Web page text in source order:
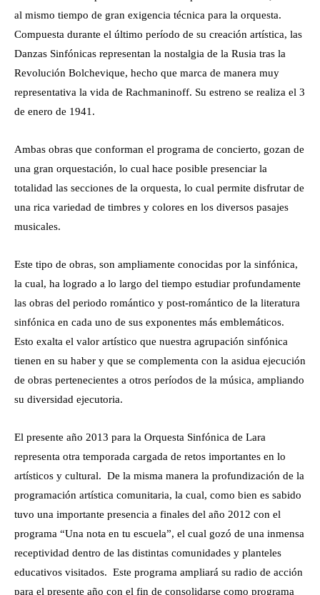
al mismo tiempo de gran exigencia técnica para la orquesta.
Compuesta durante el último período de su creación artística, las
Danzas Sinfónicas representan la nostalgia de la Rusia tras la
Revolución Bolchevique, hecho que marca de manera muy
representativa la vida de Rachmaninoff. Su estreno se realiza el 3
de enero de 1941.
Ambas obras que conforman el programa de concierto, gozan de
una gran orquestación, lo cual hace posible presenciar la
totalidad las secciones de la orquesta, lo cual permite disfrutar de
una rica variedad de timbres y colores en los diversos pasajes
musicales.
Este tipo de obras, son ampliamente conocidas por la sinfónica,
la cual, ha logrado a lo largo del tiempo estudiar profundamente
las obras del periodo romántico y post-romántico de la literatura
sinfónica en cada uno de sus exponentes más emblemáticos.
Esto exalta el valor artístico que nuestra agrupación sinfónica
tienen en su haber y que se complementa con la asidua ejecución
de obras pertenecientes a otros períodos de la música, ampliando
su diversidad ejecutoria.
El presente año 2013 para la Orquesta Sinfónica de Lara
representa otra temporada cargada de retos importantes en lo
artísticos y cultural. De la misma manera la profundización de la
programación artística comunitaria, la cual, como bien es sabido
tuvo una importante presencia a finales del año 2012 con el
programa “Una nota en tu escuela”, el cual gozó de una inmensa
receptividad dentro de las distintas comunidades y planteles
educativos visitados. Este programa ampliará su radio de acción
para el presente año con el fin de consolidarse como programa